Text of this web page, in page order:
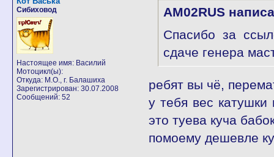
Сибиховод
Настоящее имя: Василий
Мотоцикл(ы):
Откуда: М.О., г. Балашиха
Зарегистрирован: 30.07.2008
Сообщений: 52
AM02RUS
Спасибо за
сдаче генера
ребят вы чё,
у тебя вес катушки
это туева куча
помоему дешевле